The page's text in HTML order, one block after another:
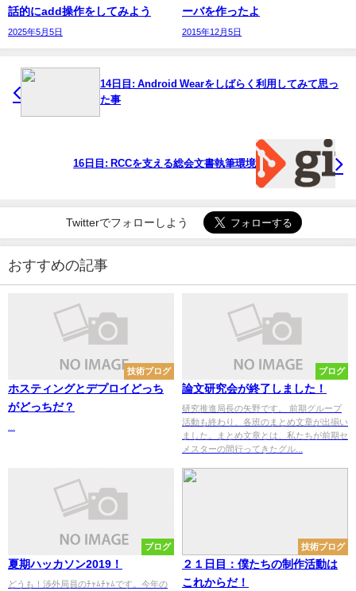
話的にadd操作をしてみよう
2025年5月5日
ーバを作ったよ
2015年12月5日
14日目: Android Wearをしばらく利用してみて思っ
た事
16日目: RCCを支える総会文書執筆環境
Twitterでフォローしよう
おすすめの記事
技術ブログ
ホスティングとデプロイどっち
がどっちだ？
ブログ
論文研究会が終了しました！
研究推進局長の矢野です。 前期グループ
活動も終わり、各班のまとめ文章が出揃い
ました。まとめ文章とは、私たちが前期セ
メスターの間行ってきたグル...
ブログ
夏期ハッカソン2019！
どうも！渉外局員のﾁｬﾑﾁｬﾑです。今年の
技術ブログ
２１日目：僕たちの制作活動は
これからだ！